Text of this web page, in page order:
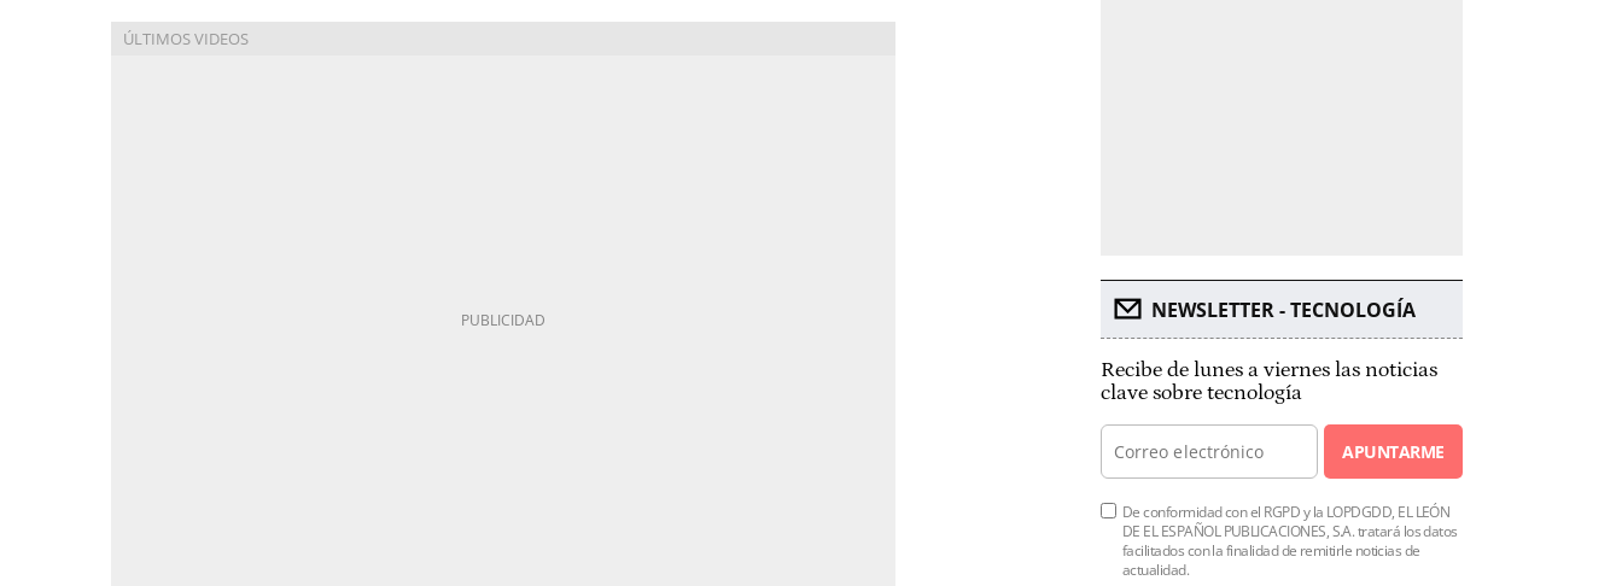
NEWSLETTER - TECNOLOGÍA
Recibe de lunes a viernes las noticias
clave sobre tecnología
APUNTARME
De conformidad con el RGPD y la LOPDGDD, EL LEÓN
DE EL ESPAÑOL PUBLICACIONES, S.A. tratará los datos
facilitados con la finalidad de remitirle noticias de
actualidad.